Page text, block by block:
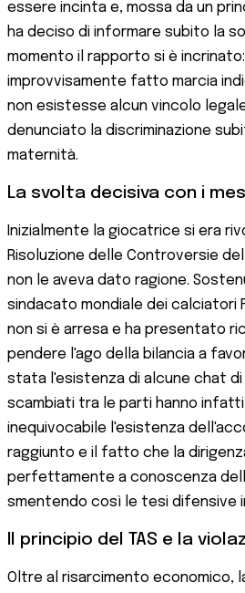
essere incinta e, mossa da un
ha deciso di informare subito la
momento il rapporto si è incrinato:
improvvisamente fatto marcia
non esistesse alcun vincolo
denunciato la discriminazione
maternità.
La svolta decisiva con i
Inizialmente la giocatrice si era
Risoluzione delle Controversie
non le aveva dato ragione.
sindacato mondiale dei calciatori
non si è arresa e ha presentato
pendere l'ago della bilancia a
stata l'esistenza di alcune chat di
scambiati tra le parti hanno
inequivocabile l'esistenza
raggiunto e il fatto che la
perfettamente a conoscenza
smentendo così le tesi difensive
Il principio del TAS e la
Oltre al risarcimento economico,